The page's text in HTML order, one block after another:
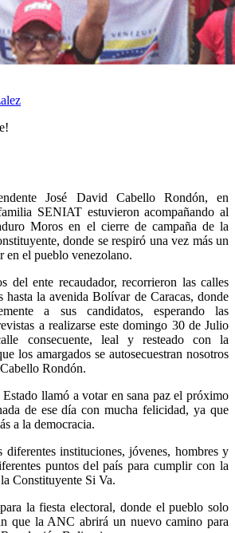
José David Cabello Rondón, en
SENIAT estuvieron acompañando al
Moros en el cierre de campaña de la
donde se respiró una vez más un
en el pueblo venezolano.
del ente recaudador, recorrieron las calles
hasta la avenida Bolívar de Caracas, donde
a sus candidatos, esperando las
a realizarse este domingo 30 de Julio
consecuente, leal y resteado con la
los amargados se autosecuestran nosotros
Rondón.
llamó a votar en sana paz el próximo
de ese día con mucha felicidad, ya que
a la democracia.
diferentes instituciones, jóvenes, hombres y
puntos del país para cumplir con la
Constituyente Si Va.
la fiesta electoral, donde el pueblo solo
que la ANC abrirá un nuevo camino para